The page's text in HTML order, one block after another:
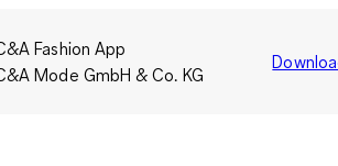
Fashion App
Mode GmbH & Co. KG